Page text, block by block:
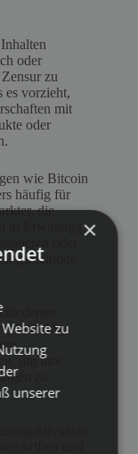
oder
zu
es vorzieht,
mit
oder
wie Bitcoin
häufig für
die
in Erwägung
oder
Phishing-
um ihre
zu
und
×
zu
unserer